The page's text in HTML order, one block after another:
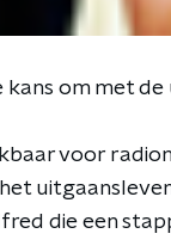
om met
voor
die een